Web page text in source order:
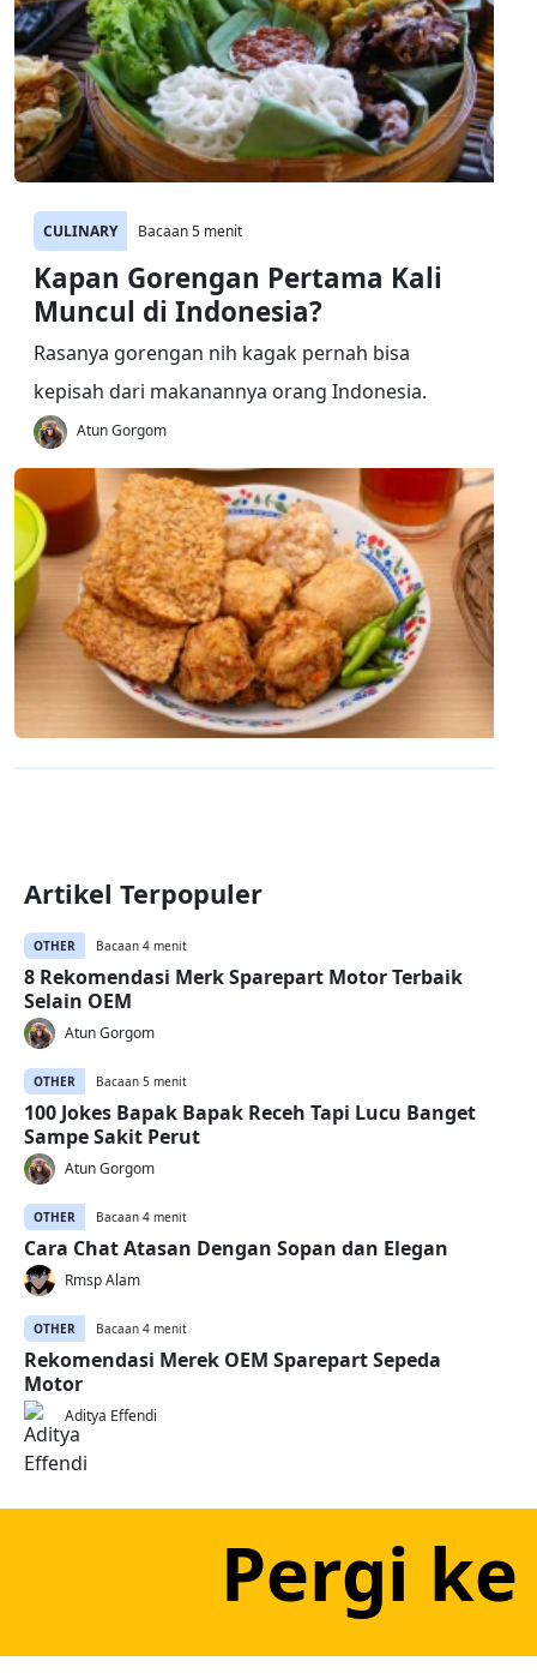
CULINARY Bacaan 5 menit
Kapan Gorengan Pertama Kali
Muncul di Indonesia?
Rasanya gorengan nih kagak pernah bisa
kepisah dari makanannya orang Indonesia.
Atun Gorgom
Artikel Terpopuler
OTHER Bacaan 4 menit
8 Rekomendasi Merk Sparepart Motor Terbaik
Selain OEM
Atun Gorgom
OTHER Bacaan 5 menit
100 Jokes Bapak Bapak Receh Tapi Lucu Banget
Sampe Sakit Perut
Atun Gorgom
OTHER Bacaan 4 menit
Cara Chat Atasan Dengan Sopan dan Elegan
Rmsp Alam
OTHER Bacaan 4 menit
Rekomendasi Merek OEM Sparepart Sepeda
Motor
Aditya Effendi
Pergi